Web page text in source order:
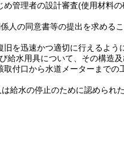
め管理者の設計審査(使用材料
人の同意書等の提出を求めるこ
を迅速かつ適切に行えるよう
水用具について、その構造及
付口から水道メーターまでの
給水の停止のために認められ